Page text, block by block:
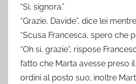
“Sì, signora.”
“Grazie, Davide”, dice lei
“Scusa Francesca, spero che
“Oh sì, grazie”, rispose
fatto che Marta avesse preso
ordini al posto suo; inoltre